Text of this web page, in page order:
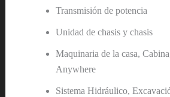
Transmisión de potencia
Unidad de chasis y chasis
Maquinaria de la casa,
Anywhere
Sistema Hidráulico,